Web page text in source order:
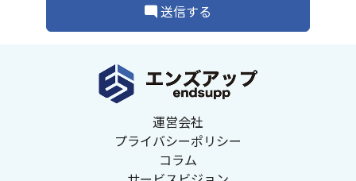
送信する
運営会社
プライバシーポリシー
コラム